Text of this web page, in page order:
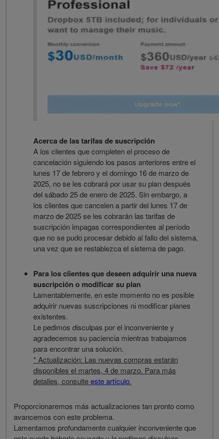
Acerca de las tarifas de suscripción
A los clientes que completen el proceso de
cancelación siguiendo los pasos anteriores entre el
lunes 17 de febrero y el domingo 16 de marzo de
2025, no se les cobrará por usar su plan después
del sábado 25 de enero de 2025. Sin embargo, a
los clientes que cancelen a partir del lunes 17 de
marzo de 2025 se les cobrarán las tarifas de
suscripción impagas correspondientes al período
que no se pudo procesar debido al fallo del sistema,
una vez que se restablezca el sistema de pago.
Para los clientes que deseen adquirir una nueva
suscripción o modificar su plan
Lamentablemente, en este momento no es posible
adquirir nuevas suscripciones ni modificar planes
existentes.
Le pedimos disculpas por el inconveniente y
agradecemos su paciencia mientras trabajamos
para encontrar una solución.
* Actualización: Las nuevas compras estarán
disponibles el martes, 4 de marzo. Para más
detalles, consulteeste artículo.
Proporcionaremos más actualizaciones tan pronto como
avancemos con este problema.
Lamentamos profundamente cualquier inconveniente que